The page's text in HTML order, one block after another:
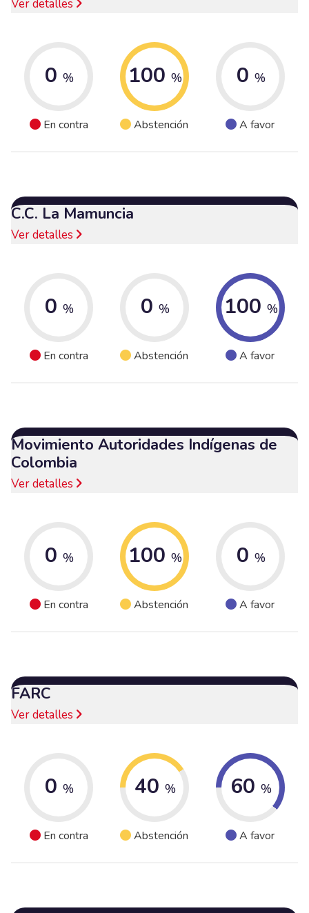
Ver detalles
0 %
En contra
100 %
Abstención
0 %
A favor
C.C. La Mamuncia
Ver detalles
0 %
En contra
0 %
Abstención
100 %
A favor
Movimiento Autoridades Indígenas de
Colombia
Ver detalles
0 %
En contra
100 %
Abstención
0 %
A favor
FARC
Ver detalles
0 %
En contra
40 %
Abstención
60 %
A favor